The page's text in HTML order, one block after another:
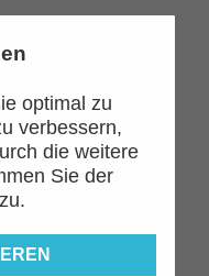
optimal zu
verbessern,
die weitere
Sie der